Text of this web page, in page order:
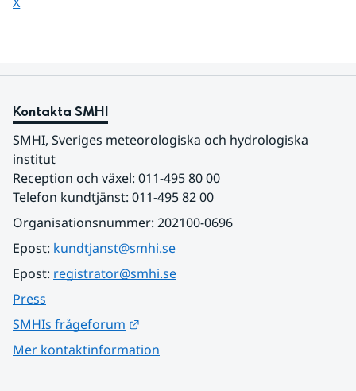
Kontakta SMHI
SMHI, Sveriges meteorologiska och hydrologiska
institut
Reception och växel: 011-495 80 00
Telefon kundtjänst: 011-495 82 00
Organisationsnummer: 202100-0696
Epost: kundtjanst@smhi.se
Epost: registrator@smhi.se
Press
SMHIs frågeforum
Mer kontaktinformation